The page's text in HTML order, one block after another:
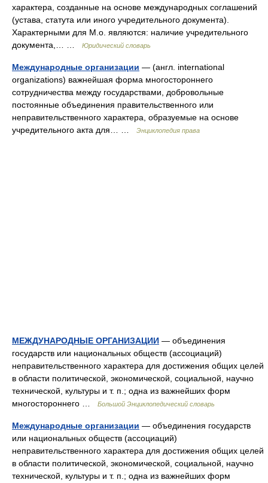
характера, созданные на основе международных соглашений
(устава, статута или иного учредительного документа).
Характерными для М.о. являются: наличие учредительного
документа,… …
Юридический словарь
Международные организации — (англ. international
organizations) важнейшая форма многостороннего
сотрудничества между государствами, добровольные
постоянные объединения правительственного или
неправительственного характера, образуемые на основе
учредительного акта для… …
Энциклопедия права
МЕЖДУНАРОДНЫЕ ОРГАНИЗАЦИИ — объединения
государств или национальных обществ (ассоциаций)
неправительственного характера для достижения общих целей
в области политической, экономической, социальной, научно
технической, культуры и т. п.; одна из важнейших форм
многостороннего …
Большой Энциклопедический словарь
Международные организации — объединения государств
или национальных обществ (ассоциаций)
неправительственного характера для достижения общих целей
в области политической, экономической, социальной, научно
технической, культуры и т. п.; одна из важнейших форм